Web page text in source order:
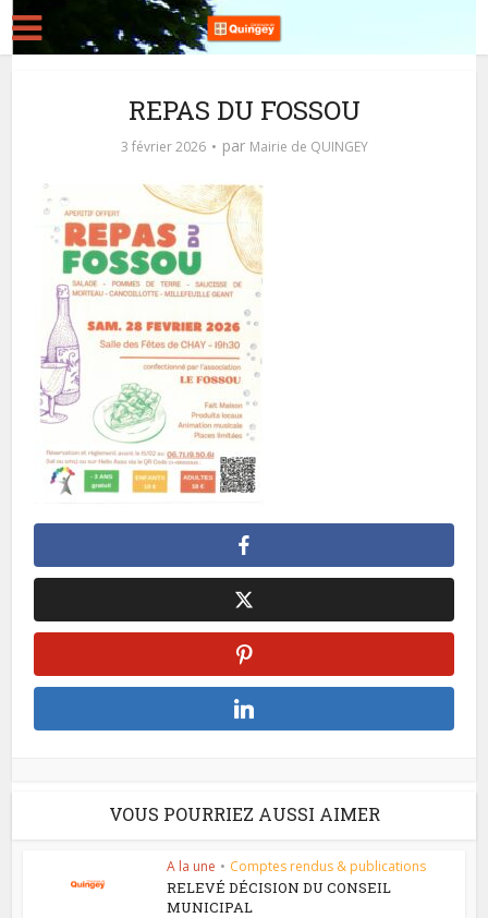
REPAS DU FOSSOU
3 février 2026 par Mairie de QUINGEY
VOUS POURRIEZ AUSSI AIMER
A la une • Comptes rendus & publications
RELEVÉ DÉCISION DU CONSEIL
MUNICIPAL